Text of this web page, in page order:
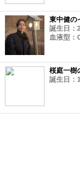
東中健の
誕生日：
血液型：
桜庭一樹
誕生日：